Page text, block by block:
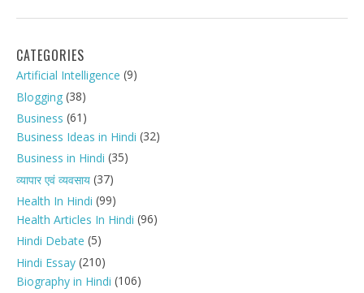
CATEGORIES
Artificial Intelligence (9)
Blogging (38)
Business (61)
Business Ideas in Hindi (32)
Business in Hindi (35)
व्यापार एवं व्यवसाय (37)
Health In Hindi (99)
Health Articles In Hindi (96)
Hindi Debate (5)
Hindi Essay (210)
Biography in Hindi (106)